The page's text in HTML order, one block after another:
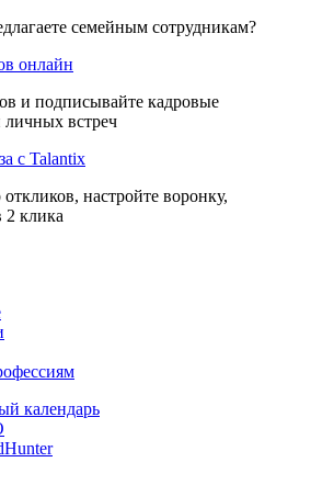
семейным сотрудникам?
онлайн
и подписывайте кадровые
личных встреч
с Talantix
настройте воронку,
2 клика
календарь